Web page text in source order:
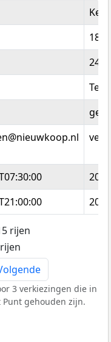
2023
18
Ter
rijen
rijen
3 verkiezingen die in
gehouden zijn.